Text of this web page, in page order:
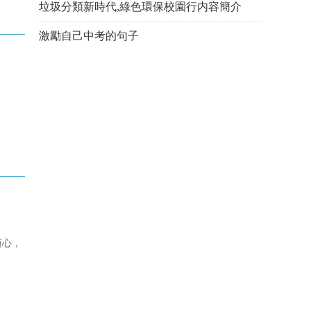
，
垃圾分類新時代,綠色環保校園行内容簡介
激勵自己中考的句子